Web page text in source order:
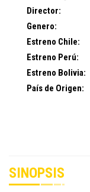
Director:
Genero:
Estreno Chile:
Estreno Perú:
Estreno Bolivia:
País de Origen:
SINOPSIS